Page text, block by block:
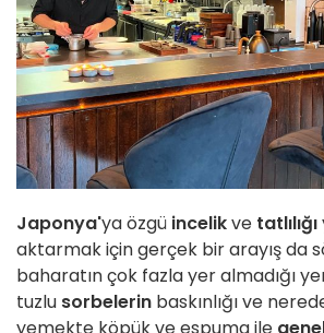
Japonya'ya özgü incelikve tatlılığı
aktarmak için gerçek bir arayış da
baharatın çok fazla yer almadığı
tuzlu sorbelerin baskınlığı ve
yemekte köpük ve espuma ile